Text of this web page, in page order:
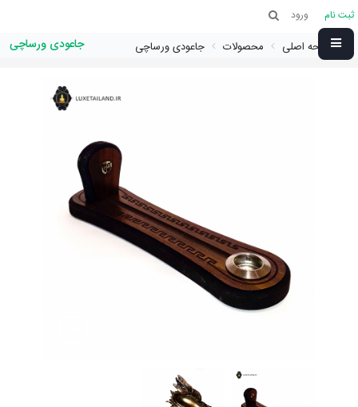
ثبت نام ورود
صفحه اصلی محصولات جاعودی ورساچی جاعودی ورساچی